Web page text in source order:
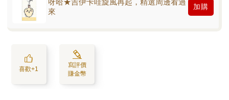
來
加購
喜歡+1
寫評價
賺金幣